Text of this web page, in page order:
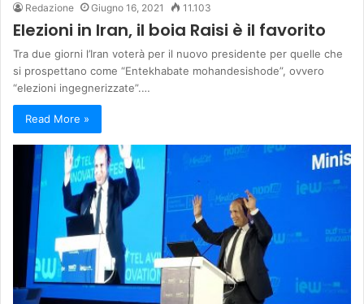
Redazione Giugno 16, 2021 11.103
Elezioni in Iran, il boia Raisi è il favorito
Tra due giorni l’Iran voterà per il nuovo presidente per quelle che
si prospettano come “Entekhabate mohandesishode”, ovvero
“elezioni ingegnerizzate”.…
Read More »